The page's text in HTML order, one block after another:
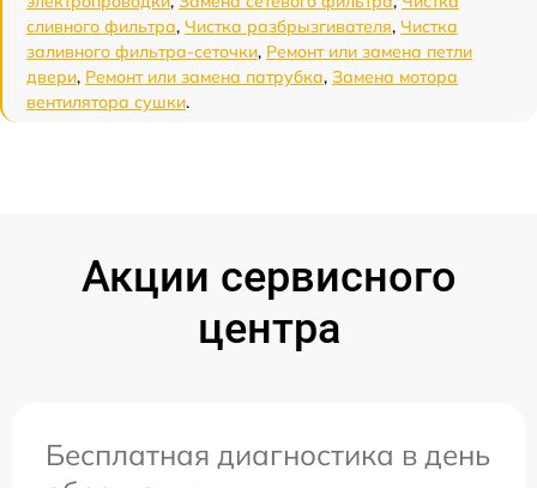
сливного фильтра, Чистка разбрызгивателя, Чистка
заливного фильтра-сеточки, Ремонт или замена петли
двери, Ремонт или замена патрубка, Замена мотора
вентилятора сушки.
Акции сервисного
центра
Бесплатная диагностика в день